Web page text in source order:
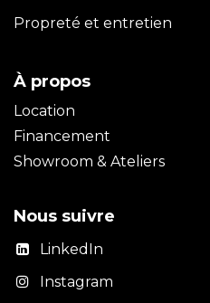
Propreté et entretien
À propos
Location
Financement
Showroom & Ateliers
Nous suivre
LinkedIn
Instagram